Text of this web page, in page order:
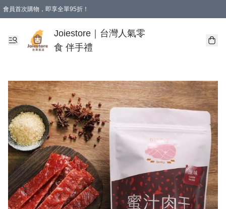
會員首次購物，即享全單95折！
購物滿 HKD 350.00即享免運費優惠！（適用於 本地送貨、本地取貨 )
Joiestore｜台灣人氣零
食 伴手禮